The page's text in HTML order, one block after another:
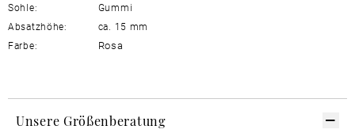
Sohle:
Gummi
Absatzhöhe:
ca. 15 mm
Farbe:
Rosa
Unsere Größenberatung